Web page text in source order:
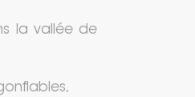
la vallée de